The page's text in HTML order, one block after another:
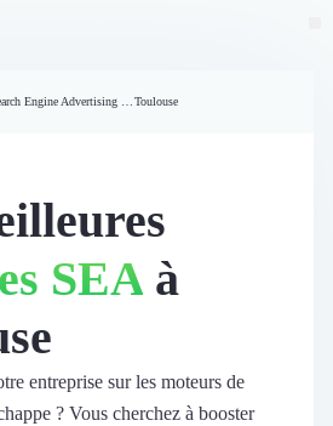
Toulouse
SEA à
entreprise sur les moteurs de
? Vous cherchez à booster